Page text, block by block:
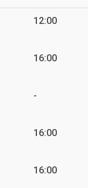
12:00
16:00
-
16:00
16:00